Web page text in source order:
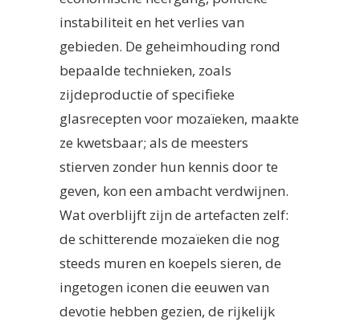
instabiliteit en het verlies van
gebieden. De geheimhouding rond
bepaalde technieken, zoals
zijdeproductie of specifieke
glasrecepten voor mozaïeken, maakte
ze kwetsbaar; als de meesters
stierven zonder hun kennis door te
geven, kon een ambacht verdwijnen.
Wat overblijft zijn de artefacten zelf:
de schitterende mozaïeken die nog
steeds muren en koepels sieren, de
ingetogen iconen die eeuwen van
devotie hebben gezien, de rijkelijk